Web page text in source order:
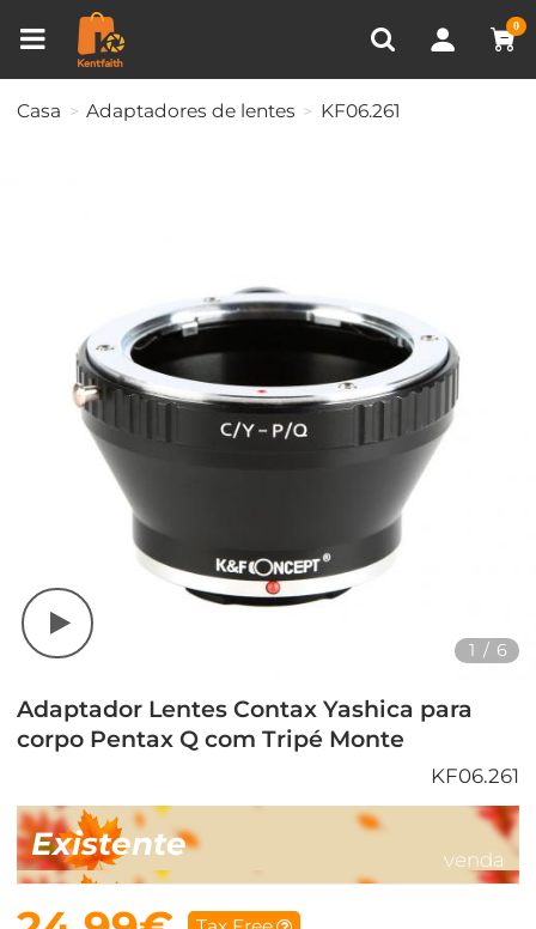
0
VISUALIZADO RECENTEMENTE
Comparar produtos (0)
Casa Adaptadores de lentes KF06.261
1 / 6
Adaptador Lentes Contax Yashica para
corpo Pentax Q com Tripé Monte
KF06.261
Existente venda